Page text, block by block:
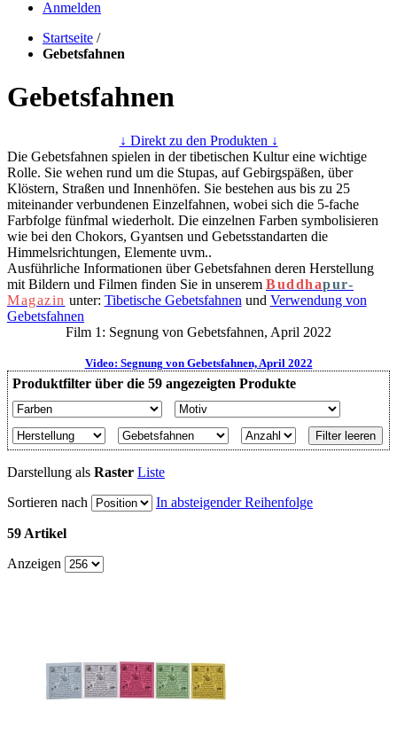
Anmelden
Startseite /
Gebetsfahnen
Gebetsfahnen
↓ Direkt zu den Produkten ↓
Die Gebetsfahnen spielen in der tibetischen Kultur eine wichtige
Rolle. Sie wehen rund um die Stupas, auf Gebirgspäßen, über
Klöstern, Straßen und Innenhöfen. Sie bestehen aus bis zu 25
miteinander verbundenen Einzelfahnen, wobei sich die 5-fache
Farbfolge fünfmal wiederholt. Die einzelnen Farben symbolisieren
wie bei den Chokors, Gyantsen und Gebetsstandarten die
Himmelsrichtungen, Elemente uvm..
Ausführliche Informationen über Gebetsfahnen deren Herstellung
mit Bildern und Filmen finden Sie in unserem Buddhapur-
Magazin unter: Tibetische Gebetsfahnen und Verwendung von
Gebetsfahnen
Film 1: Segnung von Gebetsfahnen, April 2022
Video: Segnung von Gebetsfahnen, April 2022
Produktfilter über die 59 angezeigten Produkte
Filter leeren
Darstellung als Raster Liste
Sortieren nach
In absteigender Reihenfolge
59 Artikel
Anzeigen